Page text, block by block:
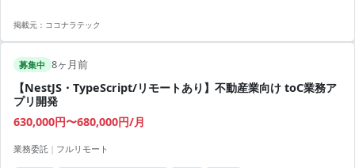
掲載元： ココナラテック
募集中 8ヶ月前
【NestJS・TypeScript/リモートあり】不動産業向け toC業務ア
プリ開発
630,000円〜680,000円/月
業務委託 | フルリモート